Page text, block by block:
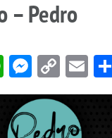
– Pedro
WhatsApp
Copy
Link